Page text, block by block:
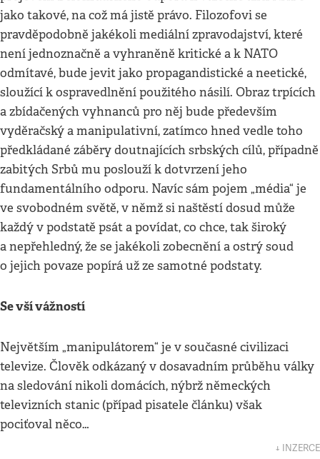
jako takové, na což má jistě právo. Filozofovi se
pravděpodobně jakékoli mediální zpravodajství, které
není jednoznačně a vyhraněně kritické a k NATO
odmítavé, bude jevit jako propagandistické a neetické,
sloužící k ospravedlnění použitého násilí. Obraz trpících
a zbídačených vyhnanců pro něj bude především
vyděračský a manipulativní, zatímco hned vedle toho
předkládané záběry doutnajících srbských cílů, případně
zabitých Srbů mu poslouží k dotvrzení jeho
fundamentálního odporu. Navíc sám pojem „média“ je
ve svobodném světě, v němž si naštěstí dosud může
každý v podstatě psát a povídat, co chce, tak široký
a nepřehledný, že se jakékoli zobecnění a ostrý soud
o jejich povaze popírá už ze samotné podstaty.
Se vší vážností
Největším „manipulátorem“ je v současné civilizaci
televize. Člověk odkázaný v dosavadním průběhu války
na sledování nikoli domácích, nýbrž německých
televizních stanic (případ pisatele článku) však
pociťoval něco…
↓ INZERCE